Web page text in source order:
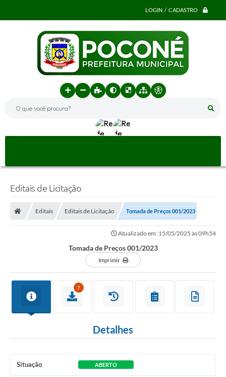
LOGIN / CADASTRO
O que você procura?
Editais de Licitação
Editais Editais de Licitação Tomada de Preços 001/2023
Atualizado em: 15/05/2025 às 09h54
Tomada de Preços 001/2023
Imprimir
7
Detalhes
Situação ABERTO